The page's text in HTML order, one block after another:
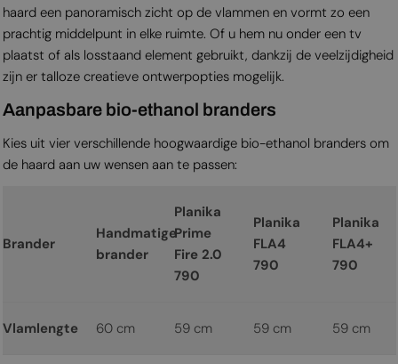
haard een panoramisch zicht op de vlammen en vormt zo een
prachtig middelpunt in elke ruimte. Of u hem nu onder een tv
plaatst of als losstaand element gebruikt, dankzij de veelzijdigheid
zijn er talloze creatieve ontwerpopties mogelijk.
Aanpasbare bio-ethanol branders
Kies uit vier verschillende hoogwaardige bio-ethanol branders om
de haard aan uw wensen aan te passen:
Brander
Handmatige
brander
Planika
Prime
Fire 2.0
790
Planika
FLA4
790
Planika
FLA4+
790
Vlamlengte 60 cm 59 cm 59 cm 59 cm